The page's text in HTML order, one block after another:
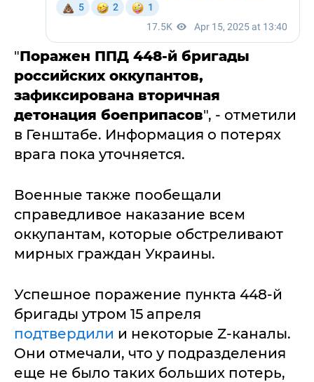
"Поражен ППД 448-й бригады
российских оккупантов,
зафиксирована вторичная
детонация боеприпасов", - отметили
в Генштабе. Информация о потерях
врага пока уточняется.
Военные также пообещали
справедливое наказание всем
оккупантам, которые обстреливают
мирных граждан Украины.
Успешное поражение пункта 448-й
бригады утром 15 апреля
подтвердили и некоторые Z-каналы.
Они отмечали, что у подразделения
еще не было таких больших потерь,